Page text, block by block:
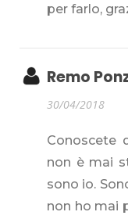
per farlo,
Remo
30/04/2018
Conoscete
non è mai
sono io.
non ho mai